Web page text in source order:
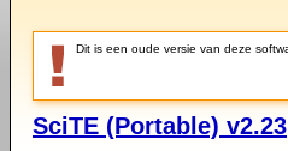
Dit is een oude versie van deze
SciTE (Portable) v2.23